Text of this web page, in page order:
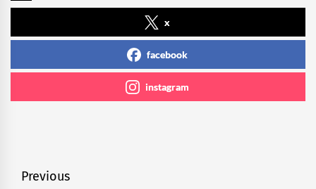
x
facebook
instagram
Navegación
Previous